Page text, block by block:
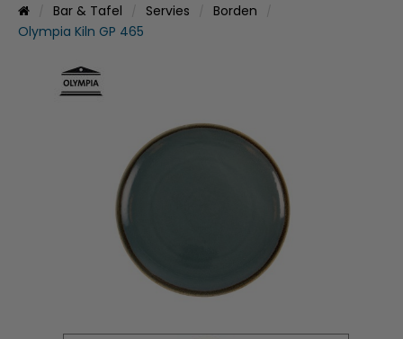
Bar & Tafel Servies
Borden
Olympia Kiln GP 465